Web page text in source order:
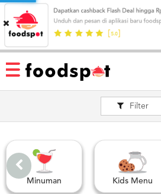
HOME
MENU
RESTAURANT
COMPANY
KATA
MEREKA
KATALOG
Filter
Minuman Kids Menu